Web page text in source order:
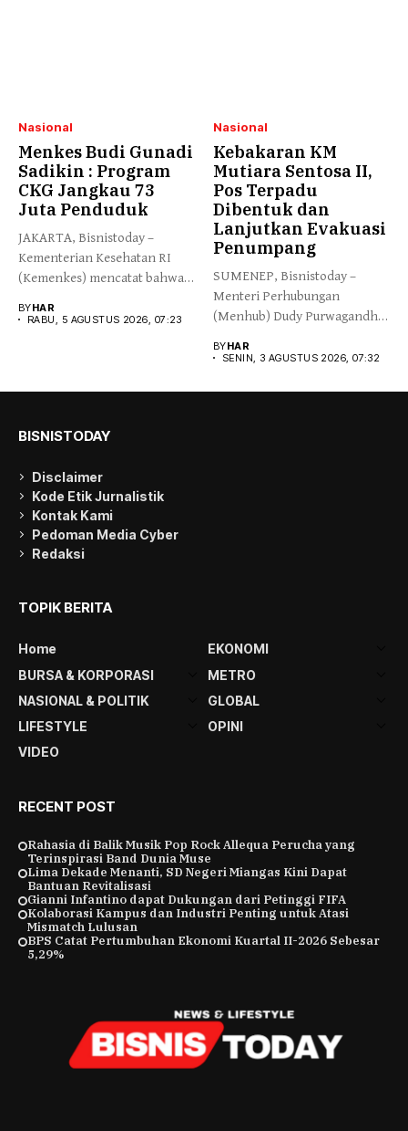
Nasional
Menkes Budi Gunadi
Sadikin : Program
CKG Jangkau 73
Juta Penduduk
JAKARTA, Bisnistoday –
Kementerian Kesehatan RI
(Kemenkes) mencatat bahwa
BYHAR
RABU, 5 AGUSTUS 2026, 07:23
Nasional
Kebakaran KM
Mutiara Sentosa II,
Pos Terpadu
Dibentuk dan
Lanjutkan Evakuasi
Penumpang
SUMENEP, Bisnistoday –
Menteri Perhubungan
(Menhub) Dudy Purwagandhi
Penumpang...
BYHAR
SENIN, 3 AGUSTUS 2026, 07:32
BISNISTODAY
Disclaimer
Kode Etik Jurnalistik
Kontak Kami
Pedoman Media Cyber
Redaksi
TOPIK BERITA
Home
EKONOMI
BURSA & KORPORASI
METRO
NASIONAL & POLITIK
GLOBAL
LIFESTYLE
OPINI
VIDEO
RECENT POST
Rahasia di Balik Musik Pop Rock Allequa Perucha yang
Terinspirasi Band Dunia Muse
Lima Dekade Menanti, SD Negeri Miangas Kini Dapat
Bantuan Revitalisasi
Gianni Infantino dapat Dukungan dari Petinggi FIFA
Kolaborasi Kampus dan Industri Penting untuk Atasi
Mismatch Lulusan
BPS Catat Pertumbuhan Ekonomi Kuartal II-2026 Sebesar
5,29%